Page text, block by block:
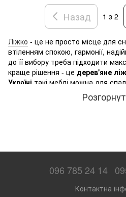
Назад 1 з 2
Ліжко - це не просто місце для
втіленням спокою, гармонії,
до її вибору треба підходити
краще рішення - це дерев'яне
Українітакі меблі можна для
Адже в будь-якому інтер'єрі
різновиди. Тому будь-який
матеріалу, дизайну і
ліжка Мікс
096 785 24 14
Контактна